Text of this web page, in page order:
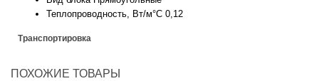
Теплопроводность, Вт/м°С 0,12
Транспортировка
ПОХОЖИЕ ТОВАРЫ